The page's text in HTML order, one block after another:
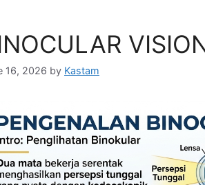
16, 2026 by Kastam